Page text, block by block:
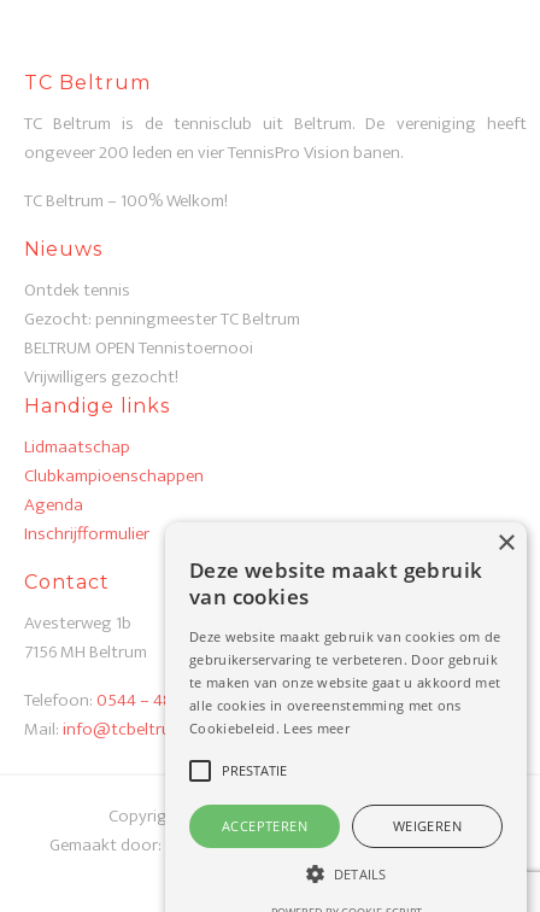
TC Beltrum
TC Beltrum is de tennisclub uit Beltrum. De vereniging heeft
ongeveer 200 leden en vier TennisPro Vision banen.
TC Beltrum – 100% Welkom!
Nieuws
Ontdek tennis
Gezocht: penningmeester TC Beltrum
BELTRUM OPEN Tennistoernooi
Vrijwilligers gezocht!
Handige links
Lidmaatschap
Clubkampioenschappen
Agenda
Inschrijfformulier
Contact
Avesterweg 1b
7156 MH Beltrum
Telefoon: 0544 – 48 19 82
Mail:info@tcbeltrum.nl
Copyright 2026 TC Beltrum
Privacy Verklaring
Gemaakt door:
Werkgroep TC Beltrumi.s.m.Best4u Group B.V.
Deze website maakt gebruik
van cookies
Deze website maakt gebruik van cookies om de
gebruikerservaring te verbeteren. Door gebruik
te maken van onze website gaat u akkoord met
alle cookies in overeenstemming met ons
Cookiebeleid. Lees meer
PRESTATIE
ACCEPTEREN WEIGEREN
DETAILS
×